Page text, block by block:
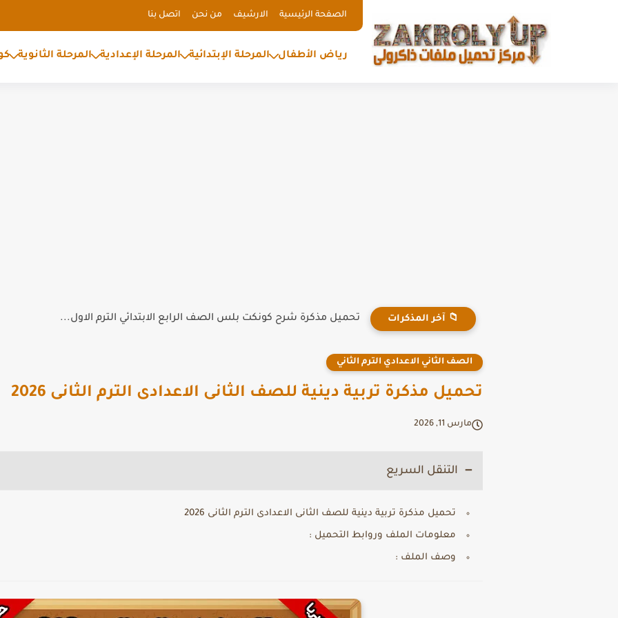
الصفحة الرئيسية الارشيف من نحن اتصل بنا
رياض الأطفال المرحلة الإبتدائية المرحلة الإعدادية المرحلة الثانوية
📁 آخر المذكرات تحميل مذكرة شرح كونكت بلس الصف الرابع الابتدائي الترم الاول...
الصف الثاني الاعدادي الترم الثاني
تحميل مذكرة تربية دينية للصف الثانى الاعدادى الترم الثانى 2026
مارس 11, 2026
التنقل السريع
تحميل مذكرة تربية دينية للصف الثانى الاعدادى الترم الثانى 2026
معلومات الملف وروابط التحميل :
وصف الملف :